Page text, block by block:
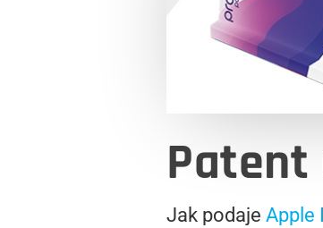
Jak podaje Apple